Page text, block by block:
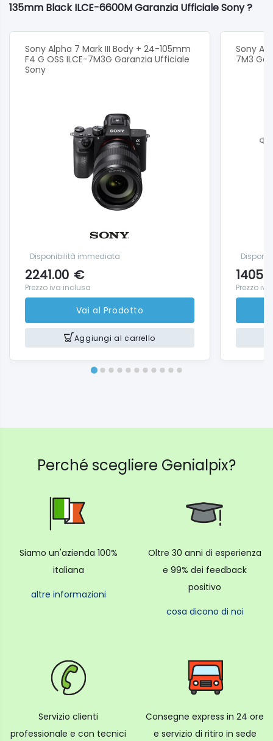
135mm Black ILCE-6600M Garanzia Ufficiale Sony ?
Sony Alpha 7 Mark III Body + 24-105mm
F4 G OSS ILCE-7M3G Garanzia Ufficiale
Sony
Disponibilità immediata
2241.00 €
Prezzo iva inclusa
Vai al Prodotto
Aggiungi al carrello
Sony
7M3
Prezzo
Perché scegliere Genialpix?
Siamo un'azienda 100%
italiana
altre informazioni
Oltre 30 anni di esperienza
e 99% dei feedback
positivo
cosa dicono di noi
Servizio clienti
professionale e con tecnici
Consegne express in 24 ore
e servizio di ritiro in sede